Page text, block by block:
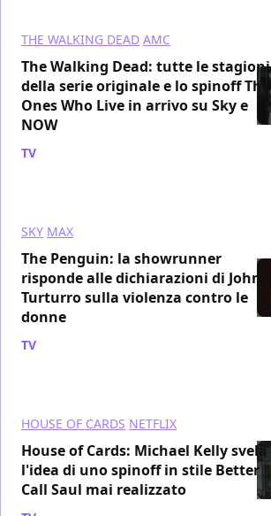
THE WALKING DEAD AMC
The Walking Dead: tutte le stagioni
della serie originale e lo spinoff The
Ones Who Live in arrivo su Sky e
NOW
TV
SKY MAX
The Penguin: la showrunner
risponde alle dichiarazioni di John
Turturro sulla violenza contro le
donne
TV
HOUSE OF CARDS NETFLIX
House of Cards: Michael Kelly svela
l'idea di uno spinoff in stile Better
Call Saul mai realizzato